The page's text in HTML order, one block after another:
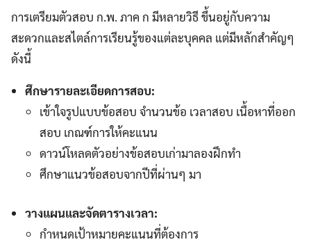
การเตรียมตัวสอบ ก.พ. ภาค ก มีหลายวิธี ขึ้นอยู่กับความ
สะดวกและสไตล์การเรียนรู้ของแต่ละบุคคล แต่มีหลักสำคัญๆ
ดังนี้
ศึกษารายละเอียดการสอบ:
เข้าใจรูปแบบข้อสอบ จำนวนข้อ เวลาสอบ เนื้อหาที่ออก
สอบ เกณฑ์การให้คะแนน
ดาวน์โหลดตัวอย่างข้อสอบเก่ามาลองฝึกทำ
ศึกษาแนวข้อสอบจากปีที่ผ่านๆ มา
วางแผนและจัดตารางเวลา:
กำหนดเป้าหมายคะแนนที่ต้องการ